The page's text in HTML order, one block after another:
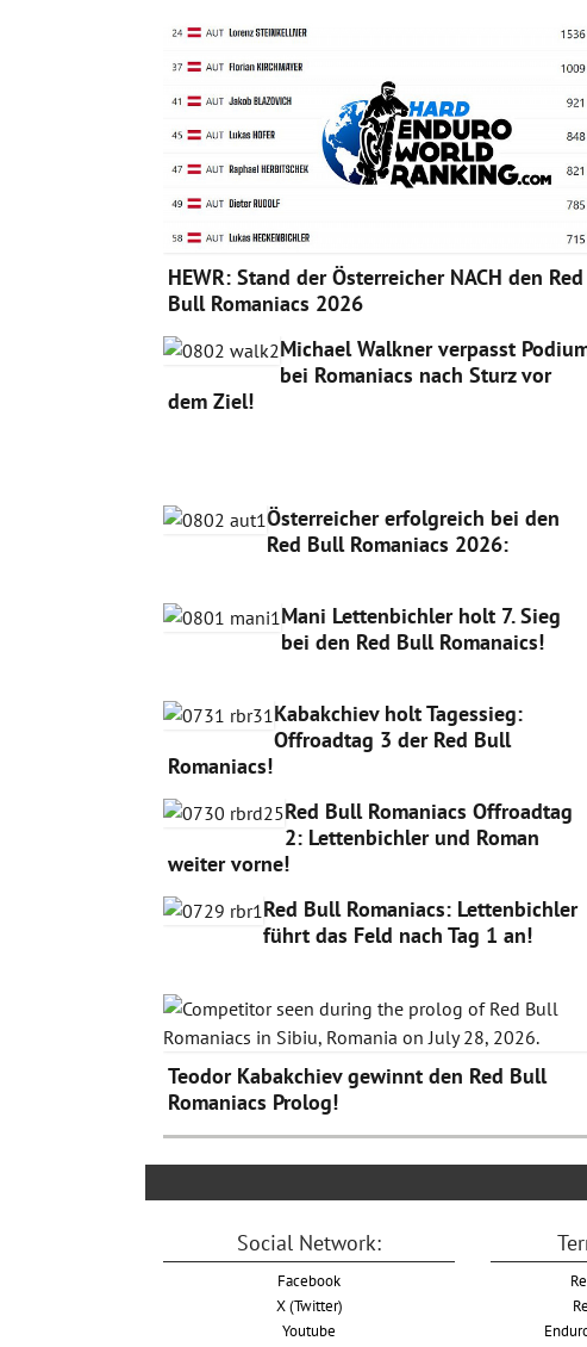
HEWR: Stand der Österreicher NACH den Red
Bull Romaniacs 2026
Michael Walkner verpasst
bei Romaniacs nach Sturz vor
dem Ziel!
Österreicher erfolgreich bei den
Red Bull Romaniacs 2026:
Mani Lettenbichler holt 7. Sieg
bei den Red Bull Romanaics!
Kabakchiev holt Tagessieg:
Offroadtag 3 der Red Bull
Romaniacs!
Red Bull Romaniacs Offroadtag
2: Lettenbichler und Roman
weiter vorne!
Red Bull Romaniacs: Lettenbichler
führt das Feld nach Tag 1 an!
Teodor Kabakchiev gewinnt den Red Bull
Romaniacs Prolog!
Social Network:
Facebook
X (Twitter)
Youtube